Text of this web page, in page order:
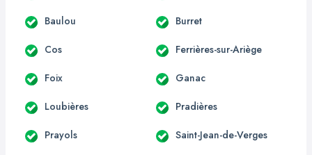
Baulou Burret
Cos Ferrières-sur-Ariège
Foix Ganac
Loubières Pradières
Prayols Saint-Jean-de-Verges